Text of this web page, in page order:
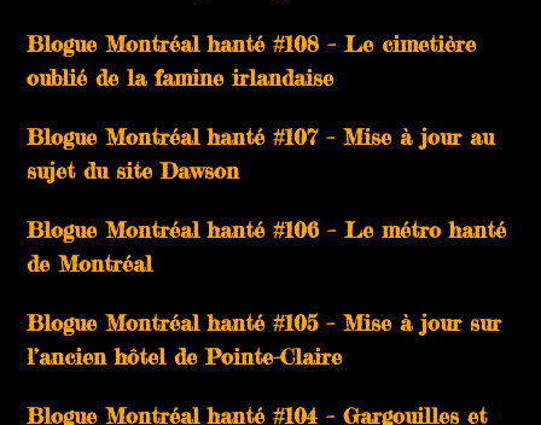
Blogue Montréal hanté #108 – Le cimetière
oublié de la famine irlandaise
Blogue Montréal hanté #107 – Mise à jour au
sujet du site Dawson
Blogue Montréal hanté #106 – Le métro hanté
de Montréal
Blogue Montréal hanté #105 – Mise à jour sur
l’ancien hôtel de Pointe-Claire
Blogue Montréal hanté #104 – Gargouilles et